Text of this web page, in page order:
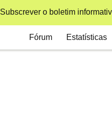
Subscrever o boletim
Secondary
Fórum Estatísticas